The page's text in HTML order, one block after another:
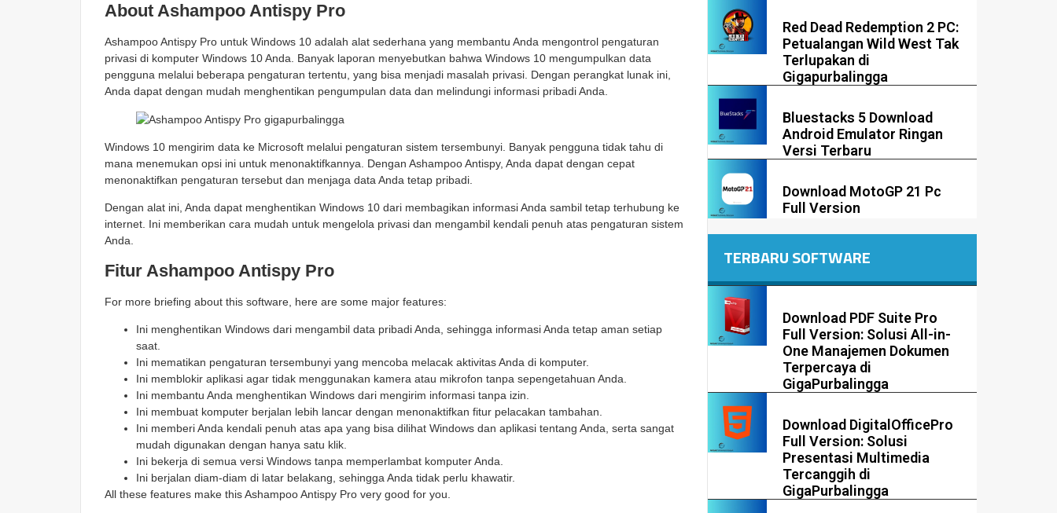
About Ashampoo Antispy Pro
Ashampoo Antispy Pro untuk Windows 10 adalah alat sederhana yang membantu Anda mengontrol pengaturan
privasi di komputer Windows 10 Anda. Banyak laporan menyebutkan bahwa Windows 10 mengumpulkan data
pengguna melalui beberapa pengaturan tertentu, yang bisa menjadi masalah privasi. Dengan perangkat lunak ini,
Anda dapat dengan mudah menghentikan pengumpulan data dan melindungi informasi pribadi Anda.
Windows 10 mengirim data ke Microsoft melalui pengaturan sistem tersembunyi. Banyak pengguna tidak tahu di
mana menemukan opsi ini untuk menonaktifkannya. Dengan Ashampoo Antispy, Anda dapat dengan cepat
menonaktifkan pengaturan tersebut dan menjaga data Anda tetap pribadi.
Dengan alat ini, Anda dapat menghentikan Windows 10 dari membagikan informasi Anda sambil tetap terhubung ke
internet. Ini memberikan cara mudah untuk mengelola privasi dan mengambil kendali penuh atas pengaturan sistem
Anda.
Fitur Ashampoo Antispy Pro
For more briefing about this software, here are some major features:
Ini menghentikan Windows dari mengambil data pribadi Anda, sehingga informasi Anda tetap aman setiap
saat.
Ini mematikan pengaturan tersembunyi yang mencoba melacak aktivitas Anda di komputer.
Ini memblokir aplikasi agar tidak menggunakan kamera atau mikrofon tanpa sepengetahuan Anda.
Ini membantu Anda menghentikan Windows dari mengirim informasi tanpa izin.
Ini membuat komputer berjalan lebih lancar dengan menonaktifkan fitur pelacakan tambahan.
Ini memberi Anda kendali penuh atas apa yang bisa dilihat Windows dan aplikasi tentang Anda, serta sangat
mudah digunakan dengan hanya satu klik.
Ini bekerja di semua versi Windows tanpa memperlambat komputer Anda.
Ini berjalan diam-diam di latar belakang, sehingga Anda tidak perlu khawatir.
All these features make this Ashampoo Antispy Pro very good for you.
Red Dead Redemption 2 PC:
Petualangan Wild West Tak
Terlupakan di
Gigapurbalingga
Bluestacks 5 Download
Android Emulator Ringan
Versi Terbaru
Download MotoGP 21 Pc
Full Version
TERBARU SOFTWARE
Download PDF Suite Pro
Full Version: Solusi All-in-
One Manajemen Dokumen
Terpercaya di
GigaPurbalingga
Download DigitalOfficePro
Full Version: Solusi
Presentasi Multimedia
Tercanggih di
GigaPurbalingga